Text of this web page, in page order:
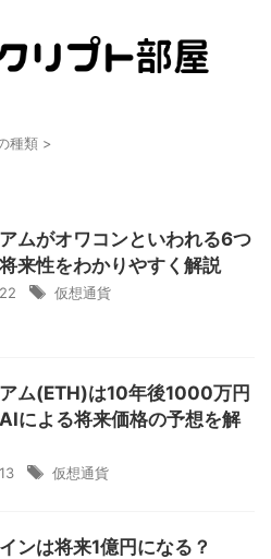
種類 >
ムがオワコンといわれる6つ
来性をわかりやすく解説
仮想通貨
ム(ETH)は10年後1000万円
による将来価格の予想を解
仮想通貨
ンは将来1億円になる？